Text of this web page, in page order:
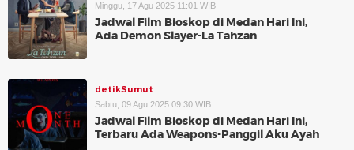
Minggu, 17 Agu 2025 11:01 WIB
Jadwal Film Bioskop di Medan Hari Ini,
Ada Demon Slayer-La Tahzan
detikSumut
Sabtu, 09 Agu 2025 09:30 WIB
Jadwal Film Bioskop di Medan Hari Ini,
Terbaru Ada Weapons-Panggil Aku Ayah